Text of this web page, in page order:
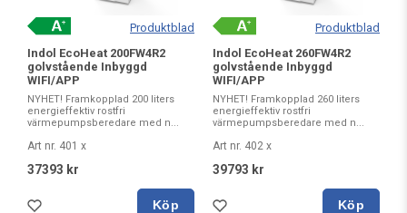
Produktblad
Indol EcoHeat 200FW4R2
golvstående Inbyggd
WIFI/APP
NYHET! Framkopplad 200 liters
energieffektiv rostfri
värmepumpsberedare med n...
Art nr. 401 x
37393 kr
Köp
Produktblad
Indol EcoHeat 260FW4R2
golvstående Inbyggd
WIFI/APP
NYHET! Framkopplad 260 liters
energieffektiv rostfri
värmepumpsberedare med n...
Art nr. 402 x
39793 kr
Köp